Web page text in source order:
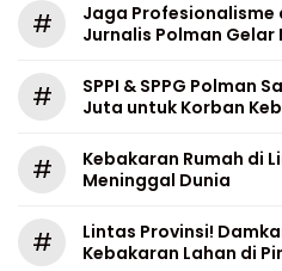
#
Jaga Profesionalisme
Jurnalis Polman
#
SPPI & SPPG Polman
Juta untuk Korban
#
Kebakaran Rumah di
Meninggal Dunia
#
Lintas Provinsi!
Kebakaran Lahan di